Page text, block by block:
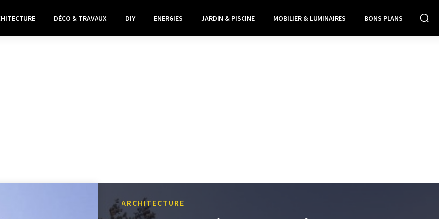
DÉCO & TRAVAUX DIY ENERGIES JARDIN & PISCINE MOBILIER & LUMINAIRES BONS PLANS
ARCHITECTURE